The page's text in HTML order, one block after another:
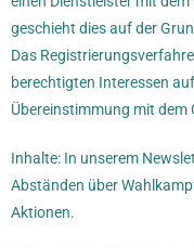
geschieht dies auf der
Das
berechtigten Interessen
Übereinstimmung mit
Inhalte: In unserem
Abständen über
Aktionen.